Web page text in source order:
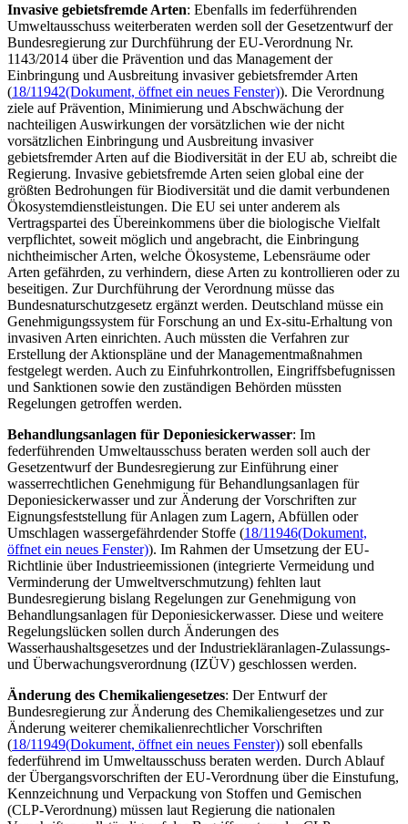
Invasive gebietsfremde Arten: Ebenfalls im federführenden
Umweltausschuss weiterberaten werden soll der Gesetzentwurf der
Bundesregierung zur Durchführung der EU-Verordnung Nr.
1143/2014 über die Prävention und das Management der
Einbringung und Ausbreitung invasiver gebietsfremder Arten
(18/11942(Dokument, öffnet ein neues Fenster)). Die Verordnung
ziele auf Prävention, Minimierung und Abschwächung der
nachteiligen Auswirkungen der vorsätzlichen wie der nicht
vorsätzlichen Einbringung und Ausbreitung invasiver
gebietsfremder Arten auf die Biodiversität in der EU ab, schreibt die
Regierung. Invasive gebietsfremde Arten seien global eine der
größten Bedrohungen für Biodiversität und die damit verbundenen
Ökosystemdienstleistungen. Die EU sei unter anderem als
Vertragspartei des Übereinkommens über die biologische Vielfalt
verpflichtet, soweit möglich und angebracht, die Einbringung
nichtheimischer Arten, welche Ökosysteme, Lebensräume oder
Arten gefährden, zu verhindern, diese Arten zu kontrollieren oder zu
beseitigen. Zur Durchführung der Verordnung müsse das
Bundesnaturschutzgesetz ergänzt werden. Deutschland müsse ein
Genehmigungssystem für Forschung an und Ex-situ-Erhaltung von
invasiven Arten einrichten. Auch müssten die Verfahren zur
Erstellung der Aktionspläne und der Managementmaßnahmen
festgelegt werden. Auch zu Einfuhrkontrollen, Eingriffsbefugnissen
und Sanktionen sowie den zuständigen Behörden müssten
Regelungen getroffen werden.
Behandlungsanlagen für Deponiesickerwasser: Im
federführenden Umweltausschuss beraten werden soll auch der
Gesetzentwurf der Bundesregierung zur Einführung einer
wasserrechtlichen Genehmigung für Behandlungsanlagen für
Deponiesickerwasser und zur Änderung der Vorschriften zur
Eignungsfeststellung für Anlagen zum Lagern, Abfüllen oder
Umschlagen wassergefährdender Stoffe (18/11946(Dokument,
öffnet ein neues Fenster)). Im Rahmen der Umsetzung der EU-
Richtlinie über Industrieemissionen (integrierte Vermeidung und
Verminderung der Umweltverschmutzung) fehlten laut
Bundesregierung bislang Regelungen zur Genehmigung von
Behandlungsanlagen für Deponiesickerwasser. Diese und weitere
Regelungslücken sollen durch Änderungen des
Wasserhaushaltsgesetzes und der Industriekläranlagen-Zulassungs-
und Überwachungsverordnung (IZÜV) geschlossen werden.
Änderung des Chemikaliengesetzes: Der Entwurf der
Bundesregierung zur Änderung des Chemikaliengesetzes und zur
Änderung weiterer chemikalienrechtlicher Vorschriften
(18/11949(Dokument, öffnet ein neues Fenster)) soll ebenfalls
federführend im Umweltausschuss beraten werden. Durch Ablauf
der Übergangsvorschriften der EU-Verordnung über die Einstufung,
Kennzeichnung und Verpackung von Stoffen und Gemischen
(CLP-Verordnung) müssen laut Regierung die nationalen